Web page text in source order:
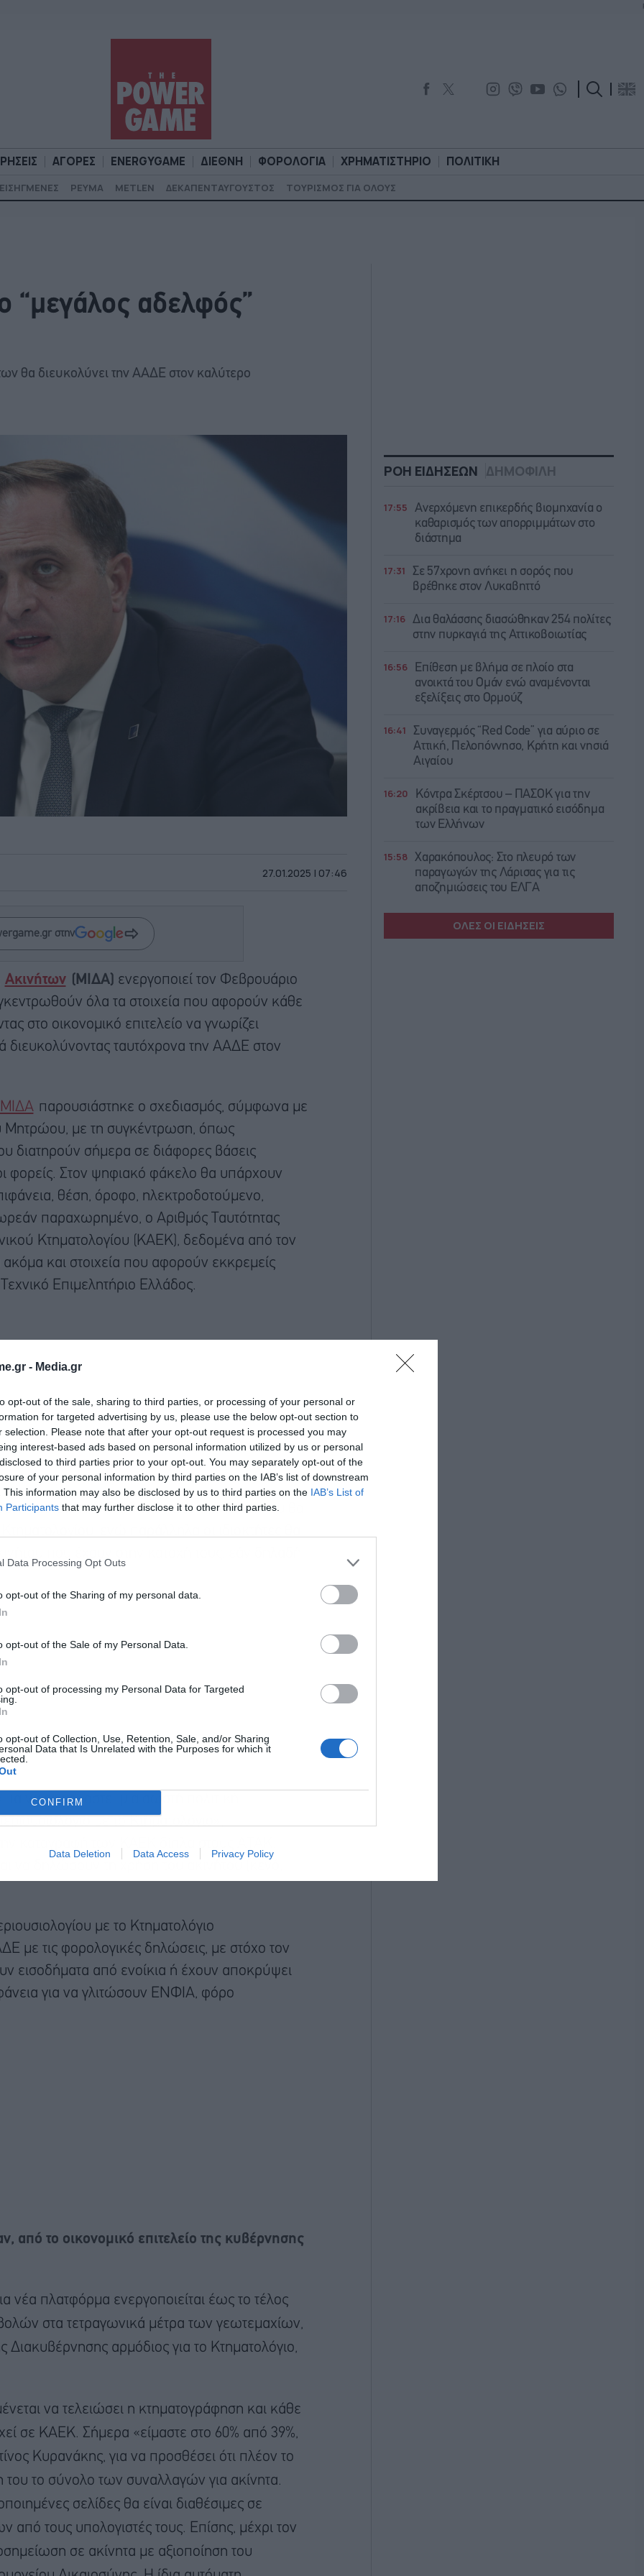
- Media.gr
opt-out of the sale, sharing to third parties, or processing of your personal or
for targeted advertising by us, please use the below opt-out section to
selection. Please note that after your opt-out request is processed you may
interest-based ads based on personal information utilized by us or personal
to third parties prior to your opt-out. You may separately opt-out of the
of your personal information by third parties on the IAB’s list of downstream
This information may also be disclosed by us to third parties on the IAB’s List of
Participants that may further disclose it to other third parties.
Data Processing Opt Outs
opt-out of the Sharing of my personal data.
opt-out of the Sale of my Personal Data.
opt-out of processing my Personal Data for Targeted
opt-out of Collection, Use, Retention, Sale, and/or Sharing
Data that Is Unrelated with the Purposes for which it
CONFIRM
Data Deletion Data Access Privacy Policy
ΑΓΟΡΕΣ ENERGYGAME ΔΙΕΘΝΗ ΦΟΡΟΛΟΓΙΑ ΧΡΗΜΑΤΙΣΤΗΡΙΟ ΠΟΛΙΤΙΚΗ
ΕΙΣΗΓΜΕΝΕΣ ΡΕΥΜΑ METLEN ΔΕΚΑΠΕΝΤΑΥΓΟΥΣΤΟΣ ΤΟΥΡΙΣΜΟΣ ΓΙΑ ΟΛΟΥΣ
“μεγάλος αδελφός”
θα διευκολύνει την ΑΑΔΕ στον καλύτερο
27.01.2025 | 07:46
στην
Ακινήτων (ΜΙΔΑ)
ενεργοποιεί τον Φεβρουάριο
όλα τα στοιχεία που αφορούν κάθε
στο οικονομικό επιτελείο να γνωρίζει
διευκολύνοντας ταυτόχρονα την ΑΑΔΕ στον
παρουσιάστηκε ο σχεδιασμός, σύμφωνα με
Μητρώου, με τη συγκέντρωση, όπως
διατηρούν σήμερα σε διάφορες βάσεις
φορείς. Στον ψηφιακό φάκελο θα υπάρχουν
θέση, όροφο, ηλεκτροδοτούμενο,
παραχωρημένο, ο Αριθμός Ταυτότητας
Κτηματολογίου (ΚΑΕΚ), δεδομένα από τον
και στοιχεία που αφορούν εκκρεμείς
Επιμελητήριο Ελλάδος.
η ταυτότητα (ΑΤΑΚ) του κάθε ακινήτου, που θα
ενώ παράλληλα οι ιδιοκτήτες θα
που έχουν στην κατοχή τους, εάν δηλαδή
να εφαρμοστεί μια σωστή πολιτική
με το Κτηματολόγιο»,
καταγραφή των ΚΑΕΚ δίπλα στους ΑΤΑΚ.
να δηλώσουν τη χρήση του ακινήτου (κενό,
με το Κτηματολόγιο
με τις φορολογικές δηλώσεις, με στόχο τον
εισοδήματα από ενοίκια ή έχουν αποκρύψει
για να γλιτώσουν ΕΝΦΙΑ, φόρο
από το οικονομικό επιτελείο της κυβέρνησης
νέα πλατφόρμα ενεργοποιείται έως το τέλος
στα τετραγωνικά μέτρα των γεωτεμαχίων,
αρμόδιος για το Κτηματολόγιο,
να τελειώσει η κτηματογράφηση και κάθε
σε ΚΑΕΚ. Σήμερα «είμαστε στο 60% από 39%,
Κυρανάκης, για να προσθέσει ότι πλέον το
του το σύνολο των συναλλαγών για ακίνητα.
σελίδες θα είναι διαθέσιμες σε
από τους υπολογιστές τους. Επίσης, μέχρι τον
σε ακίνητα με αξιοποίηση του
ΡΟΗ ΕΙΔΗΣΕΩΝ ΔΗΜΟΦΙΛΗ
17:55
Ανερχόμενη επικερδής βιομηχανία ο
καθαρισμός των απορριμμάτων στο
διάστημα
17:31
Σε 57χρονη ανήκει η σορός που
βρέθηκε στον Λυκαβηττό
17:16 Δια θαλάσσης διασώθηκαν 254 πολίτες
στην πυρκαγιά της Αττικοβοιωτίας
16:56
Επίθεση με βλήμα σε πλοίο στα
ανοικτά του Ομάν ενώ αναμένονται
εξελίξεις στο Ορμούζ
16:41
Συναγερμός “Red Code” για αύριο σε
Αττική, Πελοπόννησο, Κρήτη και νησιά
Αιγαίου
16:20
Κόντρα Σκέρτσου – ΠΑΣΟΚ για την
ακρίβεια και το πραγματικό εισόδημα
των Ελλήνων
15:58 Χαρακόπουλος: Στο πλευρό των
παραγωγών της Λάρισας για τις
αποζημιώσεις του ΕΛΓΑ
ΟΛΕΣ ΟΙ ΕΙΔΗΣΕΙΣ
Εγγραφή στο
Αποδέχομαι τους